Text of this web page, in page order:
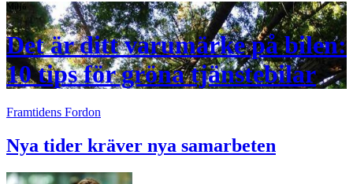
Miljö
Det är ditt varumärke på bilen:
10 tips för gröna tjänstebilar
Framtidens Fordon
Nya tider kräver nya samarbeten